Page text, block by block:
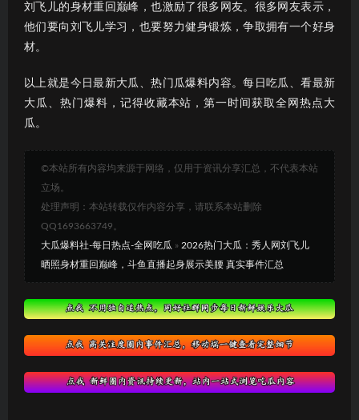
刘飞儿的身材重回巅峰，也激励了很多网友。很多网友表示，
他们要向刘飞儿学习，也要努力健身锻炼，争取拥有一个好身
材。
以上就是今日最新大瓜、热门瓜爆料内容。每日吃瓜、看最新
大瓜、热门爆料，记得收藏本站，第一时间获取全网热点大
瓜。
©本站所有内容均来源于网络，仅用于资讯分享汇总，不代表本站
立场。
处理声明：本站转载仅作内容分享，请联系本站删除
QQ1693663749。
大瓜爆料社-每日热点-全网吃瓜 » 2026热门大瓜：秀人网刘飞儿
晒照身材重回巅峰，斗鱼直播起身展示美腰 真实事件汇总